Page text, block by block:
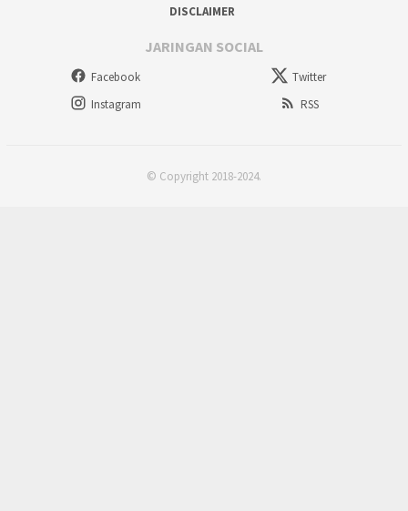
DISCLAIMER
JARINGAN SOCIAL
Facebook
Twitter
Instagram
RSS
© Copyright 2018-2024.